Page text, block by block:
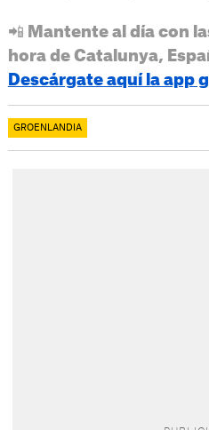
📲 Mantente al día con
hora de Catalunya,
Descárgate aquí la app
GROENLANDIA